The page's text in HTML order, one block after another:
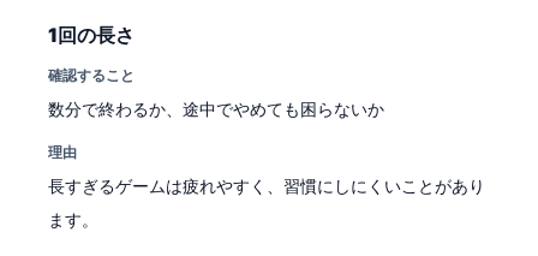
1回の長さ
確認すること
数分で終わるか、途中でやめても困らないか
理由
長すぎるゲームは疲れやすく、習慣にしにくいことがあり
ます。